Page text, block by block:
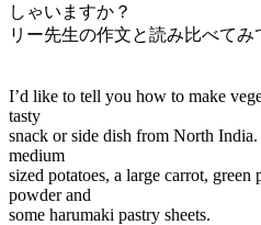
しゃいますか？
リー先生の作文と読み比べてみ
I’d like to tell you how to make
tasty
snack or side dish from North
medium
sized potatoes, a large carrot, green
powder and
some harumaki pastry sheets.